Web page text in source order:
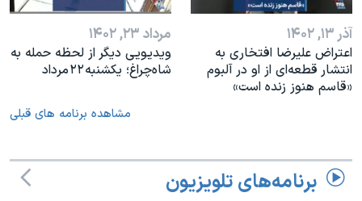
آذر ۱۳, ۱۴۰۲
اعتراض علیرضا افتخاری به
انتشار قطعه‌ای از او در آلبوم
«قاسم هنوز زنده است»
مرداد ۲۳, ۱۴۰۲
ویدیویی دیگر از لحظه حمله به
شاه‌چراغ؛ یکشنبه ۲۲ مرداد
مشاهده برنامه های قبلی
برنامه‌های تلویزیون